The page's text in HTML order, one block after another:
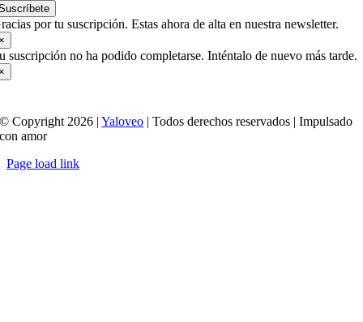
por tu suscripción. Estas ahora de alta en nuestra newsletter.
suscripción no ha podido completarse. Inténtalo de nuevo más tarde.
© Copyright 2026 |Yaloveo | Todos derechos reservados | Impulsado
con amor
Page load link